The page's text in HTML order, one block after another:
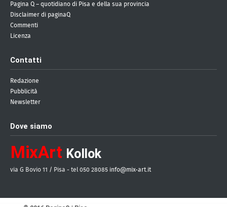
Pagina Q – quotidiano di Pisa e della sua provincia
Disclaimer di paginaQ
Commenti
Licenza
Contatti
Redazione
Pubblicità
Newsletter
Dove siamo
MixArt Kollok
via G Bovio 11 / Pisa - tel 050 28085 info@mix-art.it